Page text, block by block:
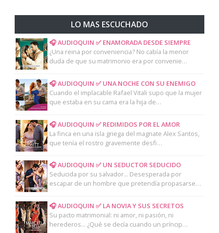
LO MAS ESCUCHADO
🎧 AUDIOQUIN ✅ ENAMORADA DESDE SIEMPRE
¿Una reina por conveniencia? No cabía la menor
duda de que su matrimonio era por convenie…
🎧 AUDIOQUIN ✅ UNA NOCHE CON SU ENEMIGO
Cuando el implacable Rafael Vitali supo que la mujer
que estaba en su cama era la hija de…
🎧 AUDIOQUIN ✅ REDIMIDOS POR EL AMOR
La finca en una isla griega del magnate Alex Santos,
que tenía el rostro gravemente desfi…
🎧 AUDIOQUIN ✅ UN SEDUCTOR SEDUCIDO
Seducida por su salvador... Desesperada por
escapar de un hombre que pretendía propasarse…
🎧 AUDIOQUIN ✅ LA NOVIA Y SUS SECRETOS
Su pacto matrimonial: ni amor, ni pasión, ni
herederos... ¿Qué se decía cuando un príncip…